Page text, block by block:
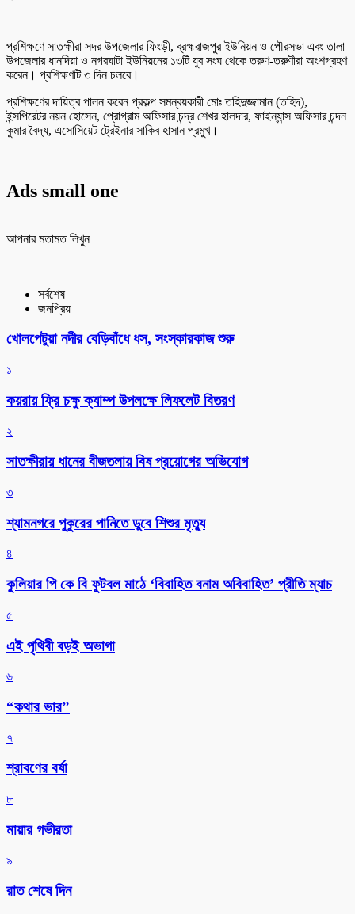
প্রশিক্ষণে সাতক্ষীরা সদর উপজেলার ফিংড়ী, ব্রহ্মরাজপুর ইউনিয়ন ও পৌরসভা এবং তালা
উপজেলার ধানদিয়া ও নগরঘাটা ইউনিয়নের ১৩টি যুব সংঘ থেকে তরুণ-তরুণীরা অংশগ্রহণ
করেন। প্রশিক্ষণটি ৩ দিন চলবে।
প্রশিক্ষণের দায়িত্ব পালন করেন প্রকল্প সমন্বয়কারী মোঃ তহিদুজ্জামান (তহিদ),
ইন্সপিরেটর নয়ন হোসেন, প্রোগ্রাম অফিসার চন্দ্র শেখর হালদার, ফাইন্যান্স অফিসার চন্দন
কুমার বৈদ্য, এসোসিয়েট ট্রেইনার সাকিব হাসান প্রমুখ।
Ads small one
আপনার মতামত লিখুন
সর্বশেষ
জনপ্রিয়
খোলপেটুয়া নদীর বেড়িবাঁধে ধস, সংস্কারকাজ শুরু
১
কয়রায় ফ্রি চক্ষু ক্যাম্প উপলক্ষে লিফলেট বিতরণ
২
সাতক্ষীরায় ধানের বীজতলায় বিষ প্রয়োগের অভিযোগ
৩
শ্যামনগরে পুকুরের পানিতে ডুবে শিশুর মৃত্যু
৪
কুলিয়ার পি কে বি ফুটবল মাঠে ‘বিবাহিত বনাম অবিবাহিত’ প্রীতি ম্যাচ
৫
এই পৃথিবী বড়ই অভাগা
৬
“কথার ভার”
৭
শ্রাবণের বর্ষা
৮
মায়ার গভীরতা
৯
রাত শেষে দিন